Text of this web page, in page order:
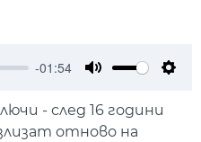
-01:54
- след 16 години
отново на